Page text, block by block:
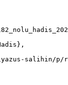
salihin/